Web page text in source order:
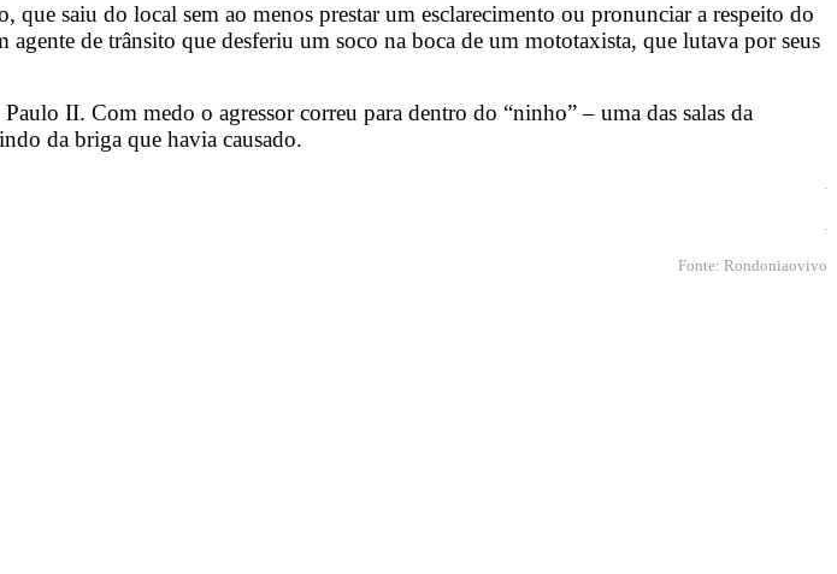
saiu do local sem ao menos prestar um esclarecimento ou pronunciar a respeito do
de trânsito que desferiu um soco na boca de um mototaxista, que lutava por seus
II. Com medo o agressor correu para dentro do “ninho” – uma das salas da
da briga que havia causado.
.
.
Fonte: Rondoniaovivo